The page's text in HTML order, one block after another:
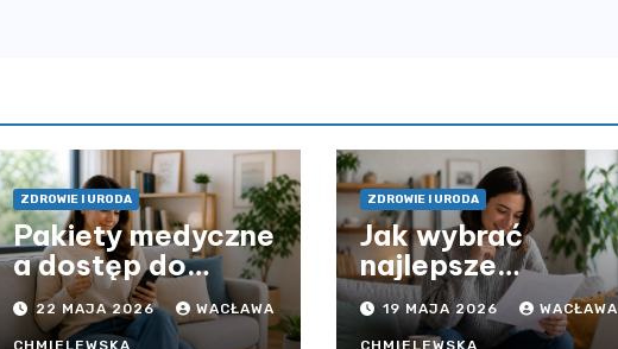
ZDROWIE I URODA
Pakiety medyczne
a dostęp do
opieki zdrowotnej
bez ograniczeń
22 MAJA 2026 WACŁAWA
CHMIELEWSKA
ZDROWIE I URODA
Jak wybrać
najlepsze
ubezpieczenie
komunikacyjne i
19 MAJA 2026 WACŁAWA
CHMIELEWSKA